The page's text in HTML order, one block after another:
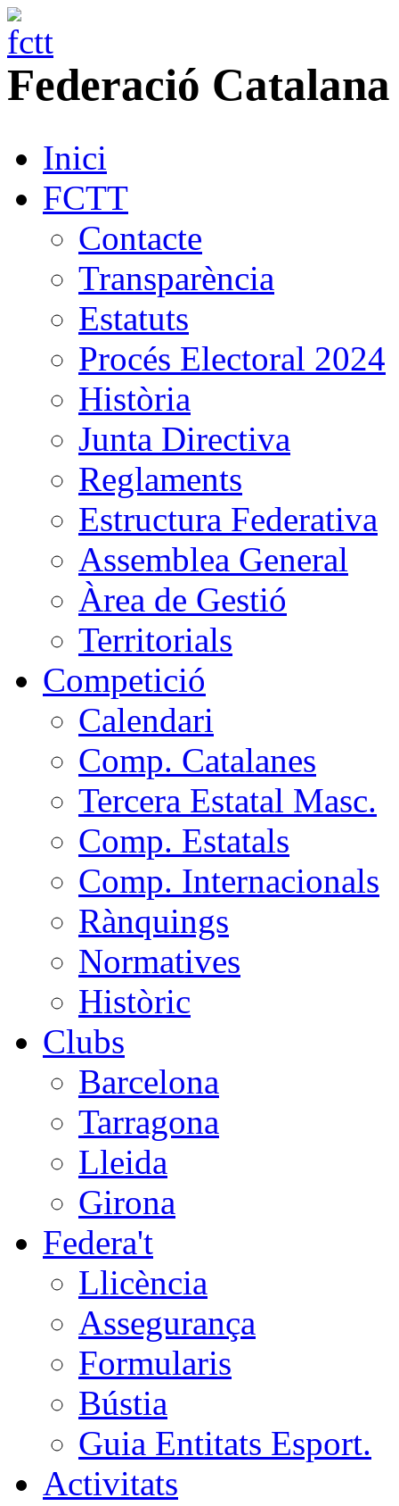
Federació Catalana
Inici
FCTT
Contacte
Transparència
Estatuts
Procés Electoral 2024
Història
Junta Directiva
Reglaments
Estructura Federativa
Assemblea General
Àrea de Gestió
Territorials
Competició
Calendari
Comp. Catalanes
Tercera Estatal Masc.
Comp. Estatals
Comp. Internacionals
Rànquings
Normatives
Històric
Clubs
Barcelona
Tarragona
Lleida
Girona
Federa't
Llicència
Assegurança
Formularis
Bústia
Guia Entitats Esport.
Activitats